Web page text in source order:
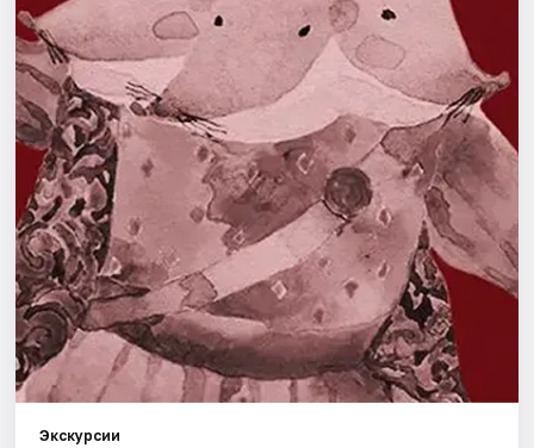
Города
Площадки
Артисты
Рейтинги
Экскурсии